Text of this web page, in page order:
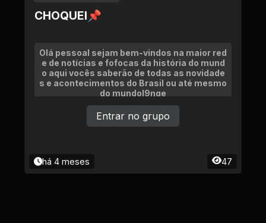
CHOQUEI📌
Olá pessoal sejam bem-vindos na maior red
e de notícias e fofocas da história do mund
o aqui vocês saberão de todas as novidade
s e acontecimentos do Brasil ou até mesmo
do mundol9nge
há 4 meses 47
Entrar no grupo